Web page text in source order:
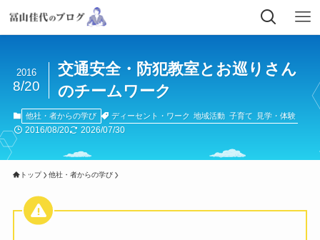
交通安全・防犯教室とお巡りさん
のチームワーク
2016
8/20
他社・者からの学び ディーセント・ワーク 地域活動 子育て 見学・体験
2016/08/20 2026/07/30
トップ 他社・者からの学び